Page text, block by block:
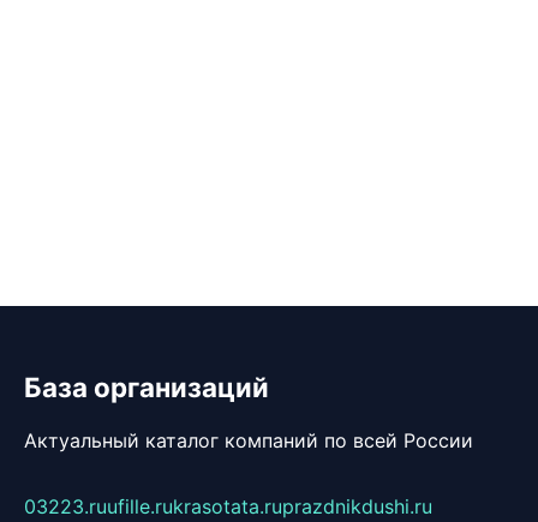
База организаций
Актуальный каталог компаний по всей России
03223.ruufille.rukrasotata.ruprazdnikdushi.ru